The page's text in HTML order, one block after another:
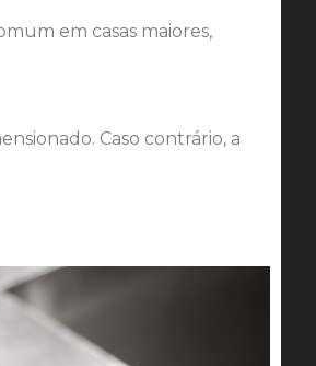
em casas maiores,
Caso contrário, a